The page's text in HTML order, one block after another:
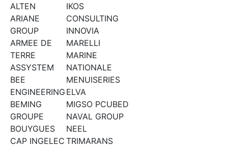
ALTEN
ARIANE
GROUP
ARMEE DE
TERRE
ASSYSTEM
BEE
ENGINEERING
BEMING
GROUPE
BOUYGUES
CAP INGELEC
IKOS
CONSULTING
INNOVIA
MARELLI
MARINE
NATIONALE
MENUISERIES
ELVA
MIGSO PCUBED
NAVAL GROUP
NEEL
TRIMARANS